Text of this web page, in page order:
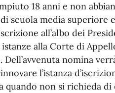
18 anni e non
scuola media superiore
all’albo dei
alla Corte di
nomina
l’istanza
quando non si richieda di